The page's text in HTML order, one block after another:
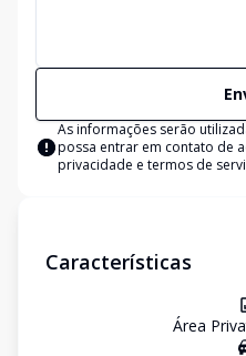
As informações serão
possa entrar em contato de
privacidade e termos de
Características
Área